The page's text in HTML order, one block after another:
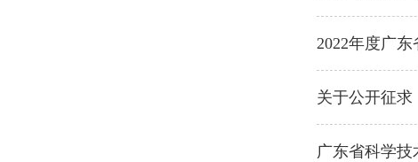
2022年度广
关于公开征
广东省科学